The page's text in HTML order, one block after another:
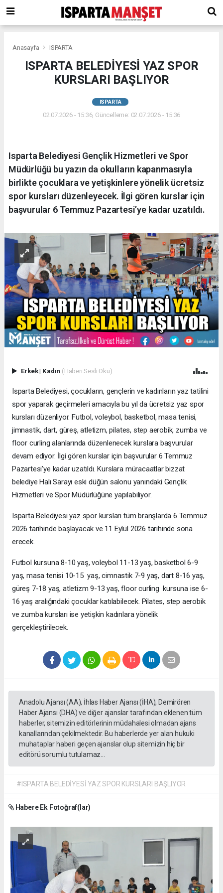
Anasayfa ISPARTA
ISPARTA BELEDİYESİ YAZ SPOR
KURSLARI BAŞLIYOR
ISPARTA
02.07.2026 - 15:36, Güncelleme: 02.07.2026 - 15:36
Isparta Belediyesi Gençlik Hizmetleri ve Spor
Müdürlüğü bu yazın da okulların kapanmasıyla
birlikte çocuklara ve yetişkinlere yönelik ücretsiz
spor kursları düzenleyecek. İlgi gören kurslar için
başvurular 6 Temmuz Pazartesi’ye kadar uzatıldı.
Erkek| Kadın (Haberi Sesli Oku)
Isparta Belediyesi, çocukların, gençlerin ve kadınların yaz tatilini
spor yaparak geçirmeleri amacıyla bu yıl da ücretsiz yaz spor
kursları düzenliyor. Futbol, voleybol, basketbol, masa tenisi,
jimnastik, dart, güreş, atletizm, pilates, step aerobik, zumba ve
floor curling alanlarında düzenlenecek kurslara başvurular
devam ediyor. İlgi gören kurslar için başvurular 6 Temmuz
Pazartesi’ye kadar uzatıldı. Kurslara müracaatlar bizzat
belediye Halı Sarayı eski düğün salonu yanındaki Gençlik
Hizmetleri ve Spor Müdürlüğüne yapılabiliyor.
Isparta Belediyesi yaz spor kursları tüm branşlarda 6 Temmuz
2026 tarihinde başlayacak ve 11 Eylül 2026 tarihinde sona
erecek.
Futbol kursuna 8-10 yaş, voleybol 11-13 yaş, basketbol 6-9
yaş, masa tenisi 10-15 yaş, cimnastik 7-9 yaş, dart 8-16 yaş,
güreş 7-18 yaş, atletizm 9-13 yaş, floor curling kursuna ise 6-
16 yaş aralığındaki çocuklar katılabilecek. Pilates, step aerobik
ve zumba kursları ise yetişkin kadınlara yönelik
gerçekleştirilecek.
Anadolu Ajansı (AA), İhlas Haber Ajansı (İHA), Demirören
Haber Ajansı (DHA) ve diğer ajanslar tarafından eklenen tüm
haberler, sitemizin editörlerinin müdahalesi olmadan ajans
kanallarından çekilmektedir. Bu haberlerde yer alan hukuki
muhataplar haberi geçen ajanslar olup sitemizin hiç bir
editörü sorumlu tutulamaz...
#ISPARTA BELEDİYESİ YAZ SPOR KURSLARI BAŞLIYOR
Habere Ek Fotoğraf(lar)